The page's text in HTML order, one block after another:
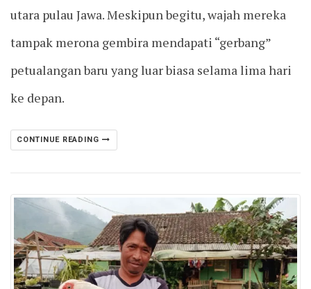
utara pulau Jawa. Meskipun begitu, wajah mereka
tampak merona gembira mendapati “gerbang”
petualangan baru yang luar biasa selama lima hari
ke depan.
CONTINUE READING